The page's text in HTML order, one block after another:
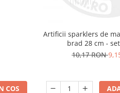
COS
Artificii sparklers de
brad 28 cm -
10,17 RON